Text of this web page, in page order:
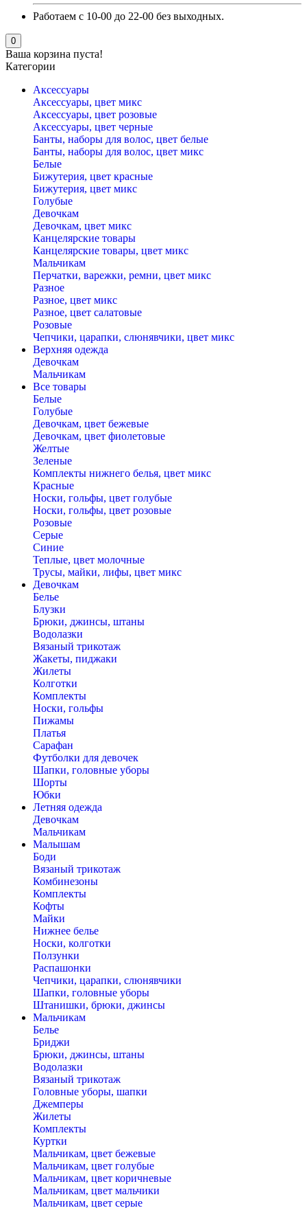
Работаем с 10-00 до 22-00 без выходных.
0
Ваша корзина пуста!
Категории
Аксессуары
Аксессуары, цвет микс
Аксессуары, цвет розовые
Аксессуары, цвет черные
Банты, наборы для волос, цвет белые
Банты, наборы для волос, цвет микс
Белые
Бижутерия, цвет красные
Бижутерия, цвет микс
Голубые
Девочкам
Девочкам, цвет микс
Канцелярские товары
Канцелярские товары, цвет микс
Мальчикам
Перчатки, варежки, ремни, цвет микс
Разное
Разное, цвет микс
Разное, цвет салатовые
Розовые
Чепчики, царапки, слюнявчики, цвет микс
Верхняя одежда
Девочкам
Мальчикам
Все товары
Белые
Голубые
Девочкам, цвет бежевые
Девочкам, цвет фиолетовые
Желтые
Зеленые
Комплекты нижнего белья, цвет микс
Красные
Носки, гольфы, цвет голубые
Носки, гольфы, цвет розовые
Розовые
Серые
Синие
Теплые, цвет молочные
Трусы, майки, лифы, цвет микс
Девочкам
Белье
Блузки
Брюки, джинсы, штаны
Водолазки
Вязаный трикотаж
Жакеты, пиджаки
Жилеты
Колготки
Комплекты
Носки, гольфы
Пижамы
Платья
Сарафан
Футболки для девочек
Шапки, головные уборы
Шорты
Юбки
Летняя одежда
Девочкам
Мальчикам
Малышам
Боди
Вязаный трикотаж
Комбинезоны
Комплекты
Кофты
Майки
Нижнее белье
Носки, колготки
Ползунки
Распашонки
Чепчики, царапки, слюнявчики
Шапки, головные уборы
Штанишки, брюки, джинсы
Мальчикам
Белье
Бриджи
Брюки, джинсы, штаны
Водолазки
Вязаный трикотаж
Головные уборы, шапки
Джемперы
Жилеты
Комплекты
Куртки
Мальчикам, цвет бежевые
Мальчикам, цвет голубые
Мальчикам, цвет коричневые
Мальчикам, цвет мальчики
Мальчикам, цвет серые